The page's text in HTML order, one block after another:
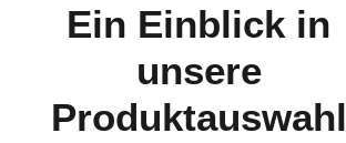
Ein Einblick in
unsere
Produktauswahl